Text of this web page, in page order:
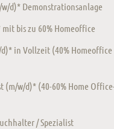
d)* Demonstrationsanlage
bis zu 60% Homeoffice
in Vollzeit (40% Homeoffice
(m/w/d)* (40-60% Home
/ Spezialist